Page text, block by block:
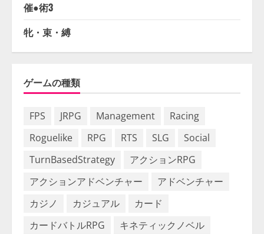
催●術3
牝・束・縛
ゲームの種類
FPS JRPG Management
Racing
Roguelike
RPG RTS SLG
Social
TurnBasedStrategy
アクションRPG
アクションアドベンチャー
アドベンチャー
カジノ
カジュアル
カード
カードバトルRPG
キネティックノベル